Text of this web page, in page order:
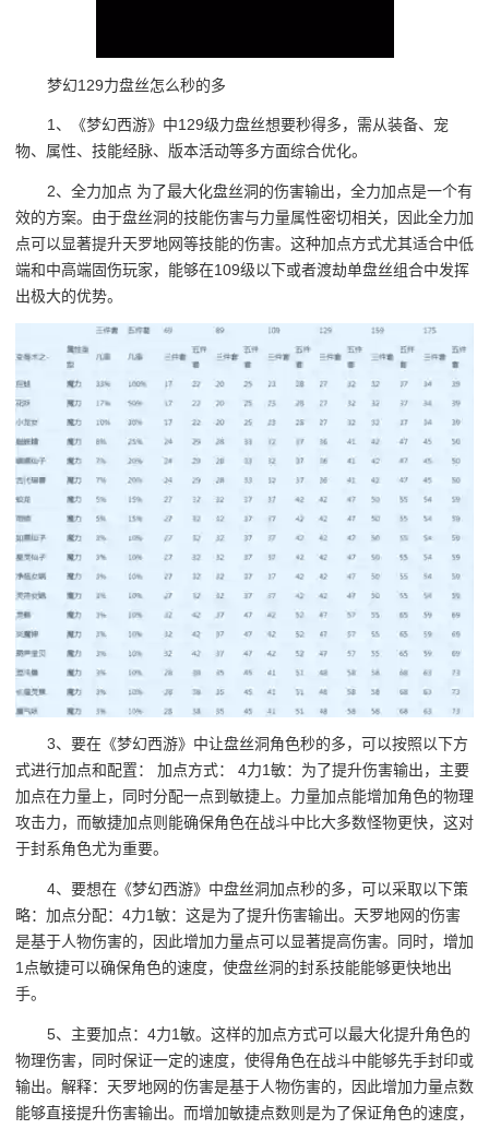
梦幻129力盘丝怎么秒的多
1、《梦幻西游》中129级力盘丝想要秒得多，需从装备、宠
物、属性、技能经脉、版本活动等多方面综合优化。
2、全力加点 为了最大化盘丝洞的伤害输出，全力加点是一个有
效的方案。由于盘丝洞的技能伤害与力量属性密切相关，因此全力加
点可以显著提升天罗地网等技能的伤害。这种加点方式尤其适合中低
端和中高端固伤玩家，能够在109级以下或者渡劫单盘丝组合中发挥
出极大的优势。
3、要在《梦幻西游》中让盘丝洞角色秒的多，可以按照以下方
式进行加点和配置： 加点方式： 4力1敏：为了提升伤害输出，主要
加点在力量上，同时分配一点到敏捷上。力量加点能增加角色的物理
攻击力，而敏捷加点则能确保角色在战斗中比大多数怪物更快，这对
于封系角色尤为重要。
4、要想在《梦幻西游》中盘丝洞加点秒的多，可以采取以下策
略：加点分配：4力1敏：这是为了提升伤害输出。天罗地网的伤害
是基于人物伤害的，因此增加力量点可以显著提高伤害。同时，增加
1点敏捷可以确保角色的速度，使盘丝洞的封系技能能够更快地出
手。
5、主要加点：4力1敏。这样的加点方式可以最大化提升角色的
物理伤害，同时保证一定的速度，使得角色在战斗中能够先手封印或
输出。解释：天罗地网的伤害是基于人物伤害的，因此增加力量点数
能够直接提升伤害输出。而增加敏捷点数则是为了保证角色的速度，